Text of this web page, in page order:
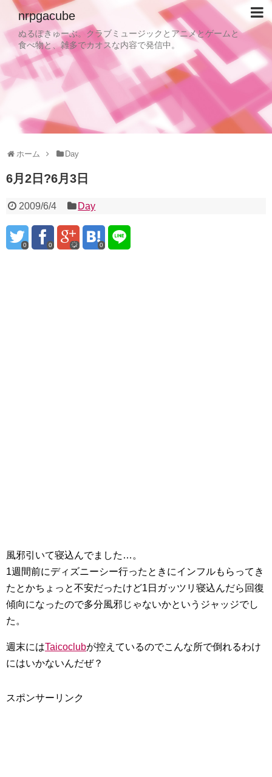
nrpgacube
ぬるぽきゅーぶ。クラブミュージックとアニメとゲームと
食べ物と、雑多でカオスな内容で発信中。
ホーム Day
6月2日?6月3日
2009/6/4 Day
0 0 0
風邪引いて寝込んでました…。
1週間前にディズニーシー行ったときにインフルもらってき
たとかちょっと不安だったけど1日ガッツリ寝込んだら回復
傾向になったので多分風邪じゃないかというジャッジでし
た。
週末にはTaicoclubが控えているのでこんな所で倒れるわけ
にはいかないんだぜ？
スポンサーリンク